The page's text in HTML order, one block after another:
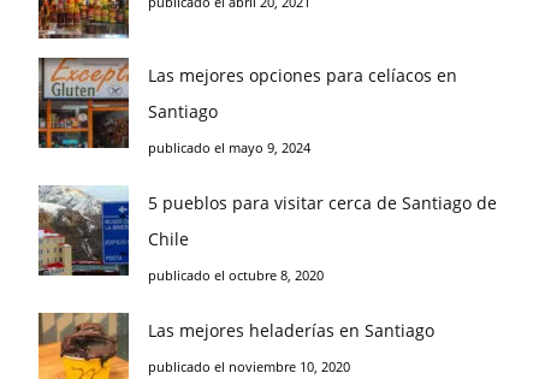
Las mejores opciones para celíacos en
Santiago
publicado el mayo 9, 2024
5 pueblos para visitar cerca de Santiago de
Chile
publicado el octubre 8, 2020
Las mejores heladerías en Santiago
publicado el noviembre 10, 2020